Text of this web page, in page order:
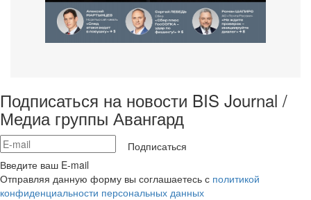
Подписаться на новости BIS Journal /
Медиа группы Авангард
Подписаться
Введите ваш E-mail
Отправляя данную форму вы соглашаетесь с политикой
конфиденциальности персональных данных